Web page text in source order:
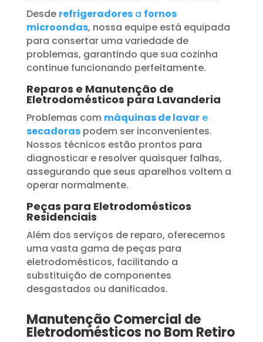
Desde refrigeradoresa fornos
microondas, nossa equipe está equipada
para consertar uma variedade de
problemas, garantindo que sua cozinha
continue funcionando perfeitamente.
Reparos e Manutenção de
Eletrodomésticos para Lavanderia
Problemas com máquinas de lavare
secadoraspodem ser inconvenientes.
Nossos técnicos estão prontos para
diagnosticar e resolver quaisquer falhas,
assegurando que seus aparelhos voltem a
operar normalmente.
Peças para Eletrodomésticos
Residenciais
Além dos serviços de reparo, oferecemos
uma vasta gama de peças para
eletrodomésticos, facilitando a
substituição de componentes
desgastados ou danificados.
Manutenção Comercial de
Eletrodomésticos no Bom Retiro